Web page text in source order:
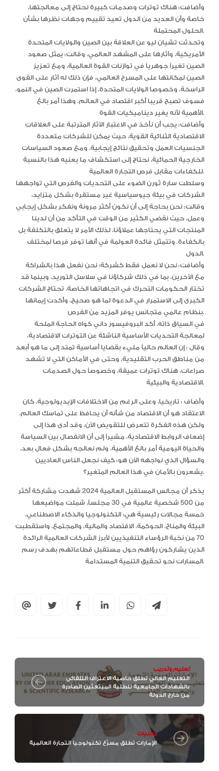
وأضافت: هناك توترات وصدمات كبيرة نحتاج إلى معالجتها،
خاصة وأن العديد من الدول تعيد تقييم وجهات نظرها بشأن
الحلول المحتملة.
وتحدثت تشيان ليو عن العلاقة بين الصين والولايات المتحدة
الأمريكية، وآثارها على المشهد العالمي، وقالت: يمثل صعود
الصين تغيراً جوهرياً في توازنات القوة العالمية، ومع تعزيز
الصين لمكانتها على المسرح العالمي، فإن ذلك له آثار على القوى
الراسخة، وخصوصا الولايات المتحدة، إذا استمرت الصين في النمو،
فسوف تصبح قريبا أكبر اقتصاد في العالم، وهذا أمر بالغ
الأهمية لأنه يغير ديناميكيات القوة.
وأضافت: يجب أن نأخذ في الاعتبار الآثار المترتبة على العلاقات
الاقتصادية الثنائية القوية، حيث يمكن للشركات متعددة
الجنسيات العمل وتحقيق نتائج إيجابية، ومع صعود السياسات
الخارجية الحمائية، نحتاج إلى استكشاف ما يعنيه هذا بالنسبة
للكفاءات مقابل فرص التجارة العالمية.
وسلطت سارة ثورن الضوء على التحديات والفرص التي تواجهها
الشركات في بيئة جيوسياسية غير مستقرة بشكل متزايد،
وقالت: نحن بحاجة إلى أن نكون أكثر مرونة ونفكر بشكل إيجابي
وعمل، حيث نقضي الكثير من الوقت في التأكد من أن لدينا
المنتجات التي يحتاجها عملاؤنا، لذلك الأمر لا يتعلق بالتكلفة بل
بالكفاءة. وتتمثل فائدة العولمة في أنها توفر فرصا لمختلف
الدول.
وأضافت: نحن لا نعمل فقط كشركة؛ نحن نفعل هذا بالشراكة
مع الآخرين، بما في ذلك شركاؤنا في سلاسل التوريد، وبينما قد
تختار الحكومات التحرك في اتجاهاتها الخاصة، تحتاج الشركات
الكبرى إلى الاستمرار في الدعوة لما هو صحيح، وأكدت إيمانها
بنظام عالمي متجانس يوفر المزيد من الفرص.
في السياق ذاته، أكد البروفيسور داني كواه الحاجة الملحة
لمعالجة التحديات الأساسية الناشئة عن التوترات الاقتصادية،
وقال : إن العالم حالياً مليء بقضايا أساسية تمتد إلى ما هو أبعد
من مناطق الحرب التقليدية، وحتى في الأماكن التي لا تشهد
صراعات، هناك توترات عميقة، وخصوصاً حول الصدمات
الاقتصادية والبيئية.
وأضاف : تاريخيا، وعلى الرغم من الاختلافات الإيديولوجية، كان
الاعتقاد هو أن الاقتصاد من شأنه أن يحافظ على تماسك العالم،
ولكن هذه الفكرة تتعرض للتقويض الآن، وقد أدى هذا إلى
إضعاف الروابط الاقتصادية، مشيراً إلى أن الانفصال بين السياسة
والحياة اليومية أمر بالغ الأهمية، ولم نعالجه بشكل فعال بعد،
والسؤال الذي نواجهه الآن هو: كيف نجعل الناس العاديين
يشعرون بالأمان في هذا العالم المتغير؟.
يذكر أن مجالس المستقبل العالمية 2024 شهدت مشاركة أكثر
من 500 شخصية عالمية في 30 مجلساً، شملت مواضيعها
خمسة مجالات رئيسية هي؛ التكنولوجيا والذكاء الاصطناعي،
البيئة والمناخ، الحوكمة، الاقتصاد والمالية، والمجتمع، واستقطبت
70 من نخبة الرؤساء التنفيذيين لأبرز الشركات العالمية الرائدة
الذين يشاركون رؤاهم حول مستقبل قطاعاتهم بهدف رسم
المسارات نحو تحقيق التنمية المستدامة.
تعليم وتدريب
التعليم العالي تطلق خاصية الاعتراف التلقائي
بالشهادات الجامعية للطلبة المبتعثين الصادرة
من خارج الدولة
محليات
الإمارات تطلق مسرّع تكنولوجيا التجارة العالمية